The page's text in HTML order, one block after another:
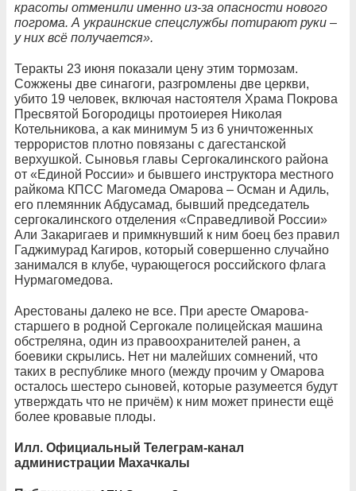
красоты отменили именно из-за опасности нового
погрома. А украинские спецслужбы потирают руки –
у них всё получается».
Теракты 23 июня показали цену этим тормозам.
Сожжены две синагоги, разгромлены две церкви,
убито 19 человек, включая настоятеля Храма Покрова
Пресвятой Богородицы протоиерея Николая
Котельникова, а как минимум 5 из 6 уничтоженных
террористов плотно повязаны с дагестанской
верхушкой. Сыновья главы Сергокалинского района
от «Единой России» и бывшего инструктора местного
райкома КПСС Магомеда Омарова – Осман и Адиль,
его племянник Абдусамад, бывший председатель
сергокалинского отделения «Справедливой России»
Али Закаригаев и примкнувший к ним боец без правил
Гаджимурад Кагиров, который совершенно случайно
занимался в клубе, чурающегося российского флага
Нурмагомедова.
Арестованы далеко не все. При аресте Омарова-
старшего в родной Сергокале полицейская машина
обстреляна, один из правоохранителей ранен, а
боевики скрылись. Нет ни малейших сомнений, что
таких в республике много (между прочим у Омарова
осталось шестеро сыновей, которые разумеется будут
утверждать что не причём) к ним может принести ещё
более кровавые плоды.
Илл. Официальный Телеграм-канал
администрации Махачкалы